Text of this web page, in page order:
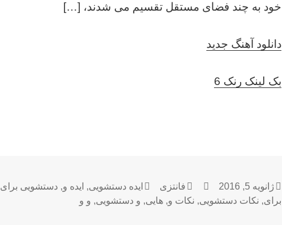
خود به چند فضای مستقل تقسیم می شدند، […]
دانلود آهنگ جدید
بک لینک رنک 6
ارسال
شده
ژانویه 5, 2016 نویسندهدسته‌ها
فانتزی برچسب‌ها
ایده دستشویی, ایده و, دستشویی برای
برای, نکات دستشویی, نکات و,هایی, و دستشویی, و و